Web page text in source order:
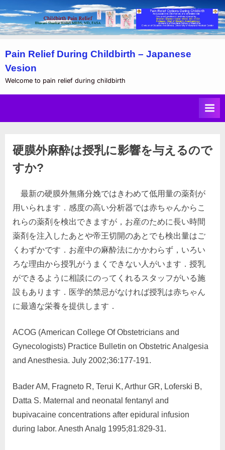
to
content
Pain Relief During Childbirth – Japanese
Vesion
Welcome to pain relief during childbirth
硬膜外麻酔は授乳に影響を与えるので
すか?
最新の硬膜外無痛分娩ではきわめて低用量の薬剤が
用いられます．感度の高い分析器では赤ちゃんからこ
れらの薬剤を検出できますが，お産のために長い時間
薬剤を注入したあとや帝王切開のあとでも検出量はご
くわずかです．お産中の麻酔法にかかわらず，いろい
ろな理由から授乳がうまくできない人がいます．授乳
ができるように相談にのってくれるスタッフがいる施
設もあります．医学的禁忌がなければ授乳は赤ちゃん
に最適な栄養を提供します．
ACOG (American College Of Obstetricians and
Gynecologists) Practice Bulletin on Obstetric Analgesia
and Anesthesia. July 2002;36:177-191.
Bader AM, Fragneto R, Terui K, Arthur GR, Loferski B,
Datta S. Maternal and neonatal fentanyl and
bupivacaine concentrations after epidural infusion
during labor. Anesth Analg 1995;81:829-31.